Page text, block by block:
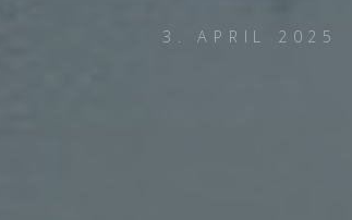
3. APRIL 2025